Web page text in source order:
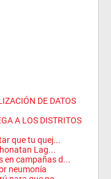
DE DATOS
A LOS DISTRITOS
que tu quej...
Lag...
en campañas d...
neumonía